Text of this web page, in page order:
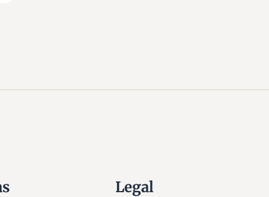
Legal